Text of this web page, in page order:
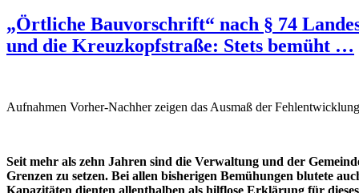
„Örtliche Bauvorschrift“ nach § 74
und die Kreuzkopfstraße: Stets bemüht …
Aufnahmen Vorher-Nachher zeigen das Ausmaß der Fehlentwicklung
Seit mehr als zehn Jahren sind die Verwaltung und der
Grenzen zu setzen. Bei allen bisherigen Bemühungen blutete
Kapazitäten dienten allenthalben als hilflose Erklärung für dieses